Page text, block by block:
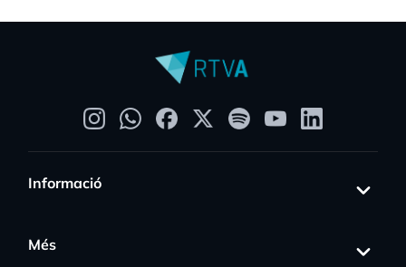
Informació
Més